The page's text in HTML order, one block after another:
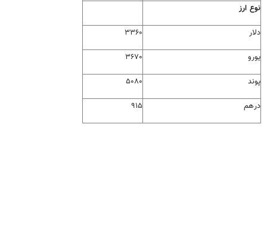
نوع ارز
دلار ۳۳۶۰
یورو ۳۶۷۰
پوند ۵۰۸۰
درهم ۹۱۵